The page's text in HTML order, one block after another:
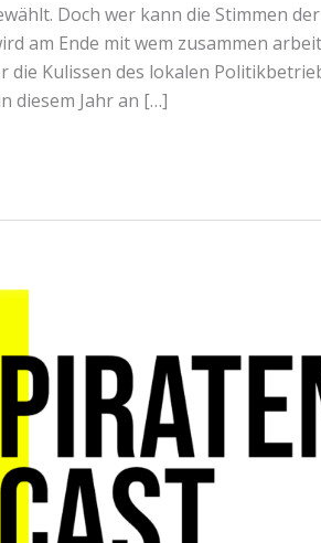
Doch wer kann die Stimmen der
am Ende mit wem zusammen
Kulissen des lokalen
diesem Jahr an […]